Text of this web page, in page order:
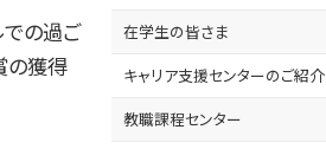
の過ご
の獲得
在学生の皆さま
キャリア支援センターのご紹介
教職課程センター